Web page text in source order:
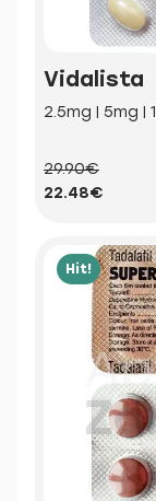
Vidalista
2.5mg | 5mg |
29.90€
22.48€
Hit!